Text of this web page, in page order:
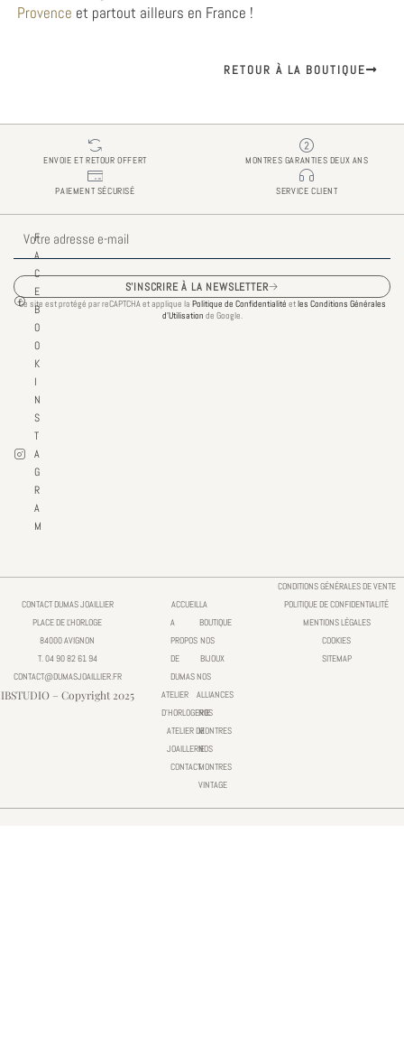
Provence et partout ailleurs en France !
RETOUR À LA BOUTIQUE
ENVOIE ET RETOUR OFFERT MONTRES GARANTIES DEUX ANS
PAIEMENT SÉCURISÉ SERVICE CLIENT
mail
S'INSCRIRE À LA NEWSLETTER
Ce site est protégé par reCAPTCHA et applique la Politique de Confidentialité etles Conditions Générales
d’Utilisation de Google.
F
A
C
E
B
O
O
K
I
N
S
T
A
G
R
A
M
ACCUEIL
A
PROPOS
DE
DUMAS
ATELIER
D'HORLOGERIE
ATELIER DE
JOAILLERIE
CONTACT
LA
BOUTIQUE
NOS
BIJOUX
NOS
ALLIANCES
NOS
MONTRES
NOS
MONTRES
VINTAGE
CONTACT DUMAS JOAILLIER
PLACE DE L'HORLOGE
84000 AVIGNON
T. 04 90 82 61 94
CONTACT@DUMASJOAILLIER.FR
IBSTUDIO – Copyright 2025
CONDITIONS GÉNÉRALES DE VENTE
POLITIQUE DE CONFIDENTIALITÉ
MENTIONS LÉGALES
COOKIES
SITEMAP